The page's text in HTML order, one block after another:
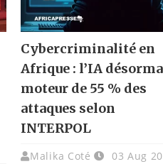
Cybercriminalité en
Afrique : l’IA
moteur de 55 % des
attaques selon
INTERPOL
Malika Coté 03 Aug